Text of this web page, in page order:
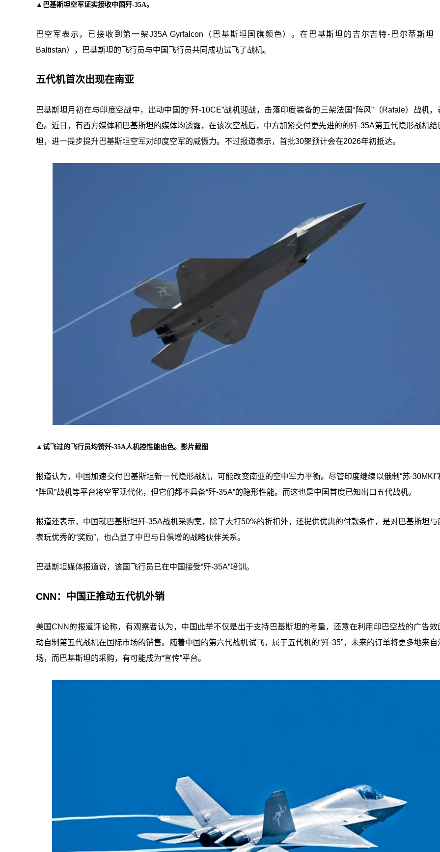
▲巴基斯坦空军证实接收中国歼-35A。
巴空军表示，已接收到第一架J35A Gyrfalcon（巴基斯坦国旗颜色）。在巴基斯坦的吉尔吉特-巴尔蒂斯坦
Baltistan），巴基斯坦的飞行员与中国飞行员共同成功试飞了战机。
五代机首次出现在南亚
巴基斯坦月初在与印度空战中，出动中国的“歼-10CE”战机迎战，击落印度装备的三架法国“阵风”（Rafale）战机，
色。近日，有西方媒体和巴基斯坦的媒体均透露，在该次空战后，中方加紧交付更先进的的歼-35A第五代隐形战机给
坦，进一提步提升巴基斯坦空军对印度空军的威慑力。不过报道表示，首批30架预计会在2026年初抵达。
▲试飞过的飞行员均赞歼-35A人机控性能出色。影片截图
报道认为，中国加速交付巴基斯坦新一代隐形战机，可能改变南亚的空中军力平衡。尽管印度继续以俄制“苏-30MKI”
“阵风”战机等平台将空军现代化，但它们都不具备“歼-35A”的隐形性能。而这也是中国首度已知出口五代战机。
报道还表示，中国就巴基斯坦歼-35A战机采购案，除了大打50%的折扣外，还提供优惠的付款条件，是对巴基斯坦与
表玩优秀的“奖励”，也凸显了中巴与日俱增的战略伙伴关系。
巴基斯坦媒体报道说，该国飞行员已在中国接受“歼-35A”培训。
CNN：中国正推动五代机外销
美国CNN的报道评论称，有观察者认为，中国此举不仅是出于支持巴基斯坦的考量，还意在利用印巴空战的广告效
动自制第五代战机在国际市场的销售。随着中国的第六代战机试飞，属于五代机的“歼-35”，未来的订单将更多地来自
场，而巴基斯坦的采购，有可能成为“宣传”平台。